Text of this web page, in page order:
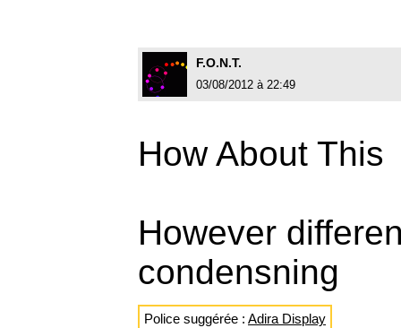
F.O.N.T.
03/08/2012 à 22:49
How About This
However
condensning
Police suggérée : Adira Display